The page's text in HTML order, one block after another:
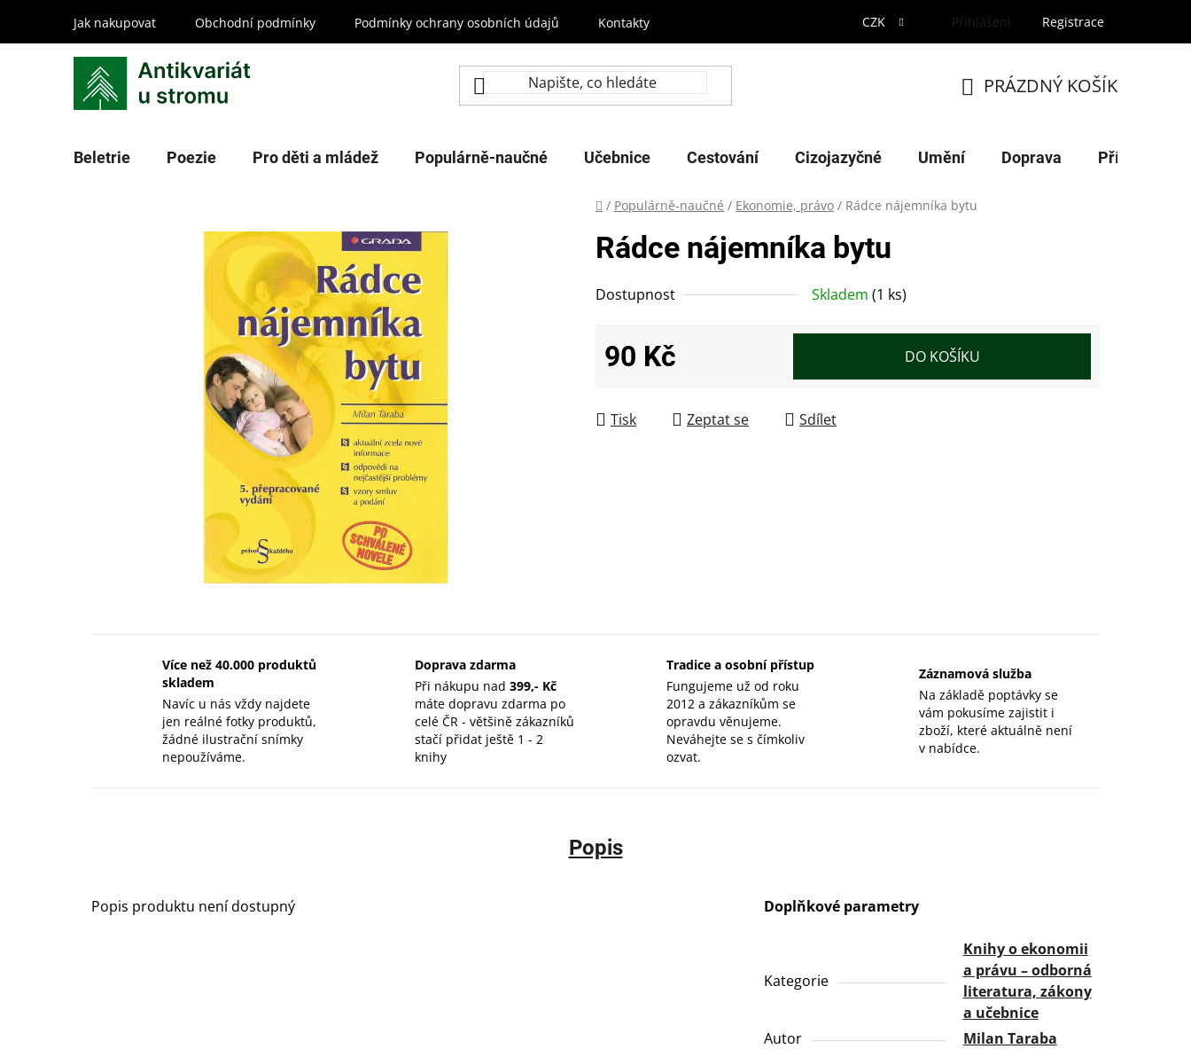
obsah
Jak nakupovat Obchodní podmínky Podmínky ochrany osobních údajů Kontakty CZK Přihlášení Registrace
KOŠÍK
PRÁZDNÝ KOŠÍK
Beletrie Poezie Pro děti a mládež Populárně-naučné Učebnice Cestování Cizojazyčné Umění Doprava Příroda
Domů
/ Populárně-naučné / Ekonomie, právo / Rádce nájemníka bytu
Rádce nájemníka bytu
Dostupnost Skladem (1 ks)
90 Kč DO KOŠÍKU
Tisk Zeptat se Sdílet
Více než 40.000 produktů
skladem
Navíc u nás vždy najdete
jen reálné fotky produktů,
žádné ilustrační snímky
nepoužíváme.
Doprava zdarma
Při nákupu nad 399,- Kč
máte dopravu zdarma po
celé ČR - většině zákazníků
stačí přidat ještě 1 - 2
knihy
Tradice a osobní přístup
Fungujeme už od roku
2012 a zákazníkům se
opravdu věnujeme.
Neváhejte se s čímkoliv
ozvat.
Záznamová služba
Na základě poptávky se
vám pokusíme zajistit i
zboží, které aktuálně není
v nabídce.
Popis
Popis produktu není dostupný Doplňkové parametry
Kategorie
Knihy o ekonomii
a právu – odborná
literatura, zákony
a učebnice
Autor
Milan Taraba